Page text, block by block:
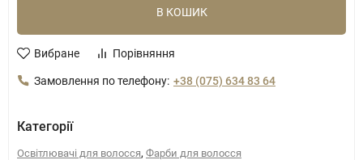
В КОШИК
Вибране Порівняння
Замовлення по телефону: +38 (075) 634 83 64
Категорії
Освітлювачі для волосся, Фарби для волосся